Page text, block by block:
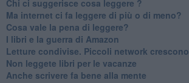
​Chi ci suggerisce cosa leggere ?
​Ma internet ci fa leggere di più o di meno?
​Cosa vale la pena di leggere?
I libri e la guerra di Amazon
​Letture condivise. Piccoli network crescono
​Non leggete libri per le vacanze
​Anche scrivere fa bene alla mente